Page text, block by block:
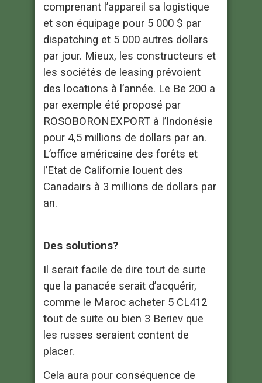
comprenant l’appareil sa logistique
et son équipage pour 5 000 $ par
dispatching et 5 000 autres dollars
par jour. Mieux, les constructeurs et
les sociétés de leasing prévoient
des locations à l’année. Le Be 200 a
par exemple été proposé par
ROSOBORONEXPORT à l’Indonésie
pour 4,5 millions de dollars par an.
L’office américaine des forêts et
l’Etat de Californie louent des
Canadairs à 3 millions de dollars par
an.
Des solutions?
Il serait facile de dire tout de suite
que la panacée serait d’acquérir,
comme le Maroc acheter 5 CL412
tout de suite ou bien 3 Beriev que
les russes seraient content de
placer.
Cela aura pour conséquence de